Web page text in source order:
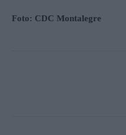
Foto: CDC Montalegre